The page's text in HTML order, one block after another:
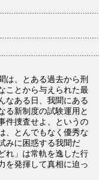
は、とある過去から刑
ことから与えられた最
なある日、我聞にある
る新制度の試験運用と
件捜査せよ、というの
、とんでもなく優秀な
みに困惑する我聞だ
れ」は常軌を逸した行
を発揮して真相に迫っ